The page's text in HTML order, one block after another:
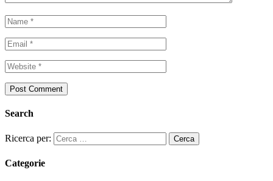
Search
Ricerca per:
Categorie